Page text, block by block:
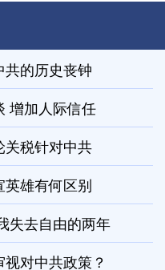
共的历史丧钟
增加人际信任
关税针对中共
雄有何区别
失去自由的两年
对中共政策？